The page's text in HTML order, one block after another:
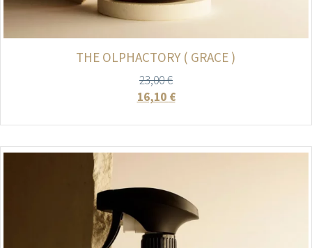
THE OLPHACTORY ( GRACE )
23,00€
16,10 €